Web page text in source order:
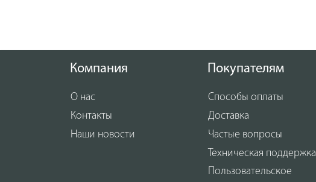
Компания
О нас
Контакты
Наши новости
Покупателям
Способы оплаты
Доставка
Частые вопросы
Техническая поддержка
Пользовательское